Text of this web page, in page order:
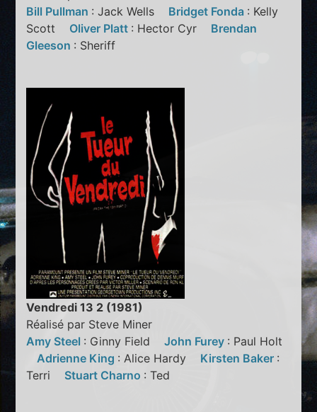
Bill Pullman : Jack Wells Bridget Fonda : Kelly
Scott Oliver Platt : Hector Cyr Brendan
Gleeson : Sheriff
Vendredi 13 2 (1981)
Réalisé par Steve Miner
Amy Steel : Ginny FieldJohn Furey : Paul Holt
Adrienne King : Alice Hardy Kirsten Baker :
Terri Stuart Charno : Ted